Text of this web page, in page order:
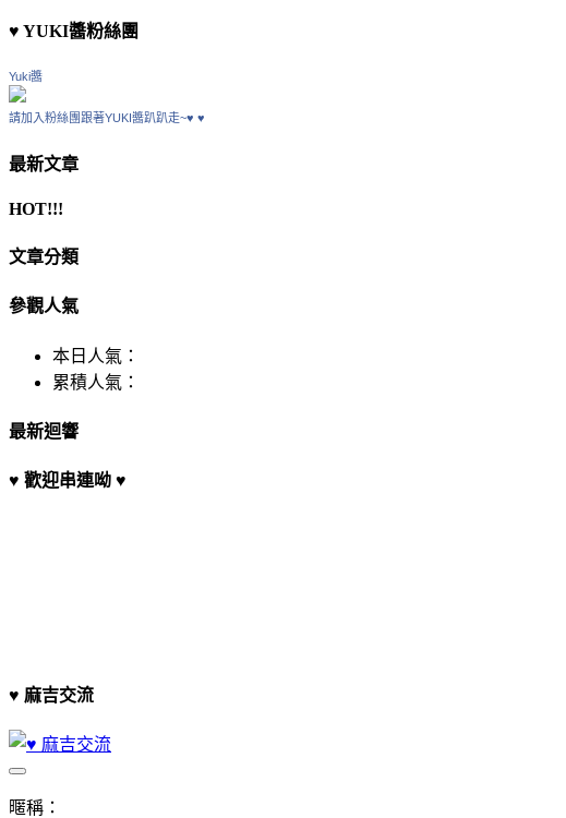
♥ YUKI醬粉絲團
Yuki醬
請加入粉絲團跟著YUKI醬趴趴走~♥ ♥
最新文章
HOT!!!
文章分類
參觀人氣
本日人氣：
累積人氣：
最新迴響
♥ 歡迎串連呦 ♥
♥ 麻吉交流
暱稱：